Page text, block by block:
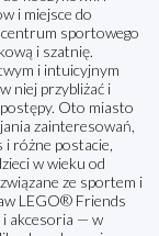
i miejsce do
centrum sportowego
i szatnię.
i intuicyjnym
niej przybliżać i
Oto miasto
zainteresowań,
różne postacie,
w wieku od
ze sportem i
LEGO® Friends
akcesoria — w